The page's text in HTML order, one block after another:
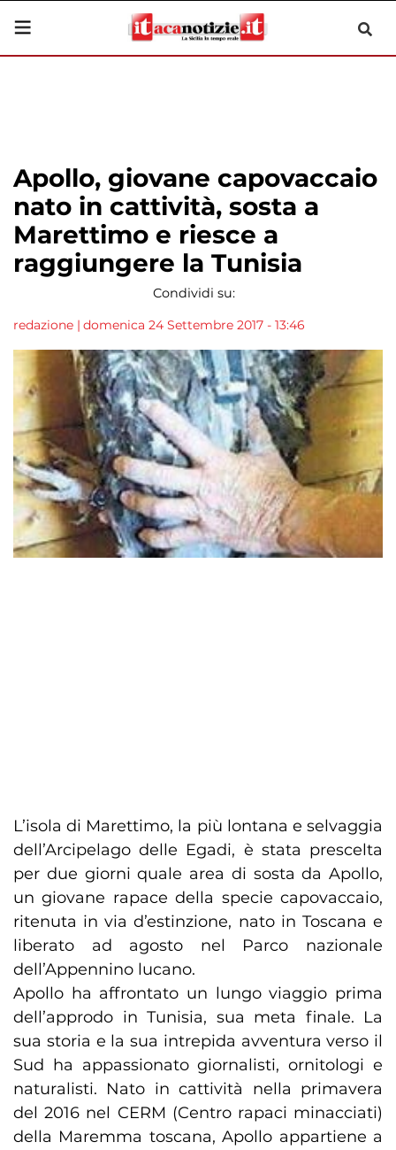
Apollo, giovane capovaccaio
nato in cattività, sosta a
Marettimo e riesce a
raggiungere la Tunisia
Condividi su:
redazione | domenica 24 Settembre 2017 - 13:46
L’isola di Marettimo, la più lontana e selvaggia
dell’Arcipelago delle Egadi, è stata prescelta
per due giorni quale area di sosta da Apollo,
un giovane rapace della specie capovaccaio,
ritenuta in via d’estinzione, nato in Toscana e
liberato ad agosto nel Parco nazionale
dell’Appennino lucano.
Apollo ha affrontato un lungo viaggio prima
dell’approdo in Tunisia, sua meta finale. La
sua storia e la sua intrepida avventura verso il
Sud ha appassionato giornalisti, ornitologi e
naturalisti. Nato in cattività nella primavera
del 2016 nel CERM (Centro rapaci minacciati)
della Maremma toscana, Apollo appartiene a